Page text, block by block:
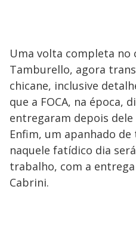
Uma volta completa no
Tamburello, agora
chicane, inclusive
que a FOCA, na época,
entregaram depois
Enfim, um apanhado
naquele fatídico dia
trabalho, com a
Cabrini.